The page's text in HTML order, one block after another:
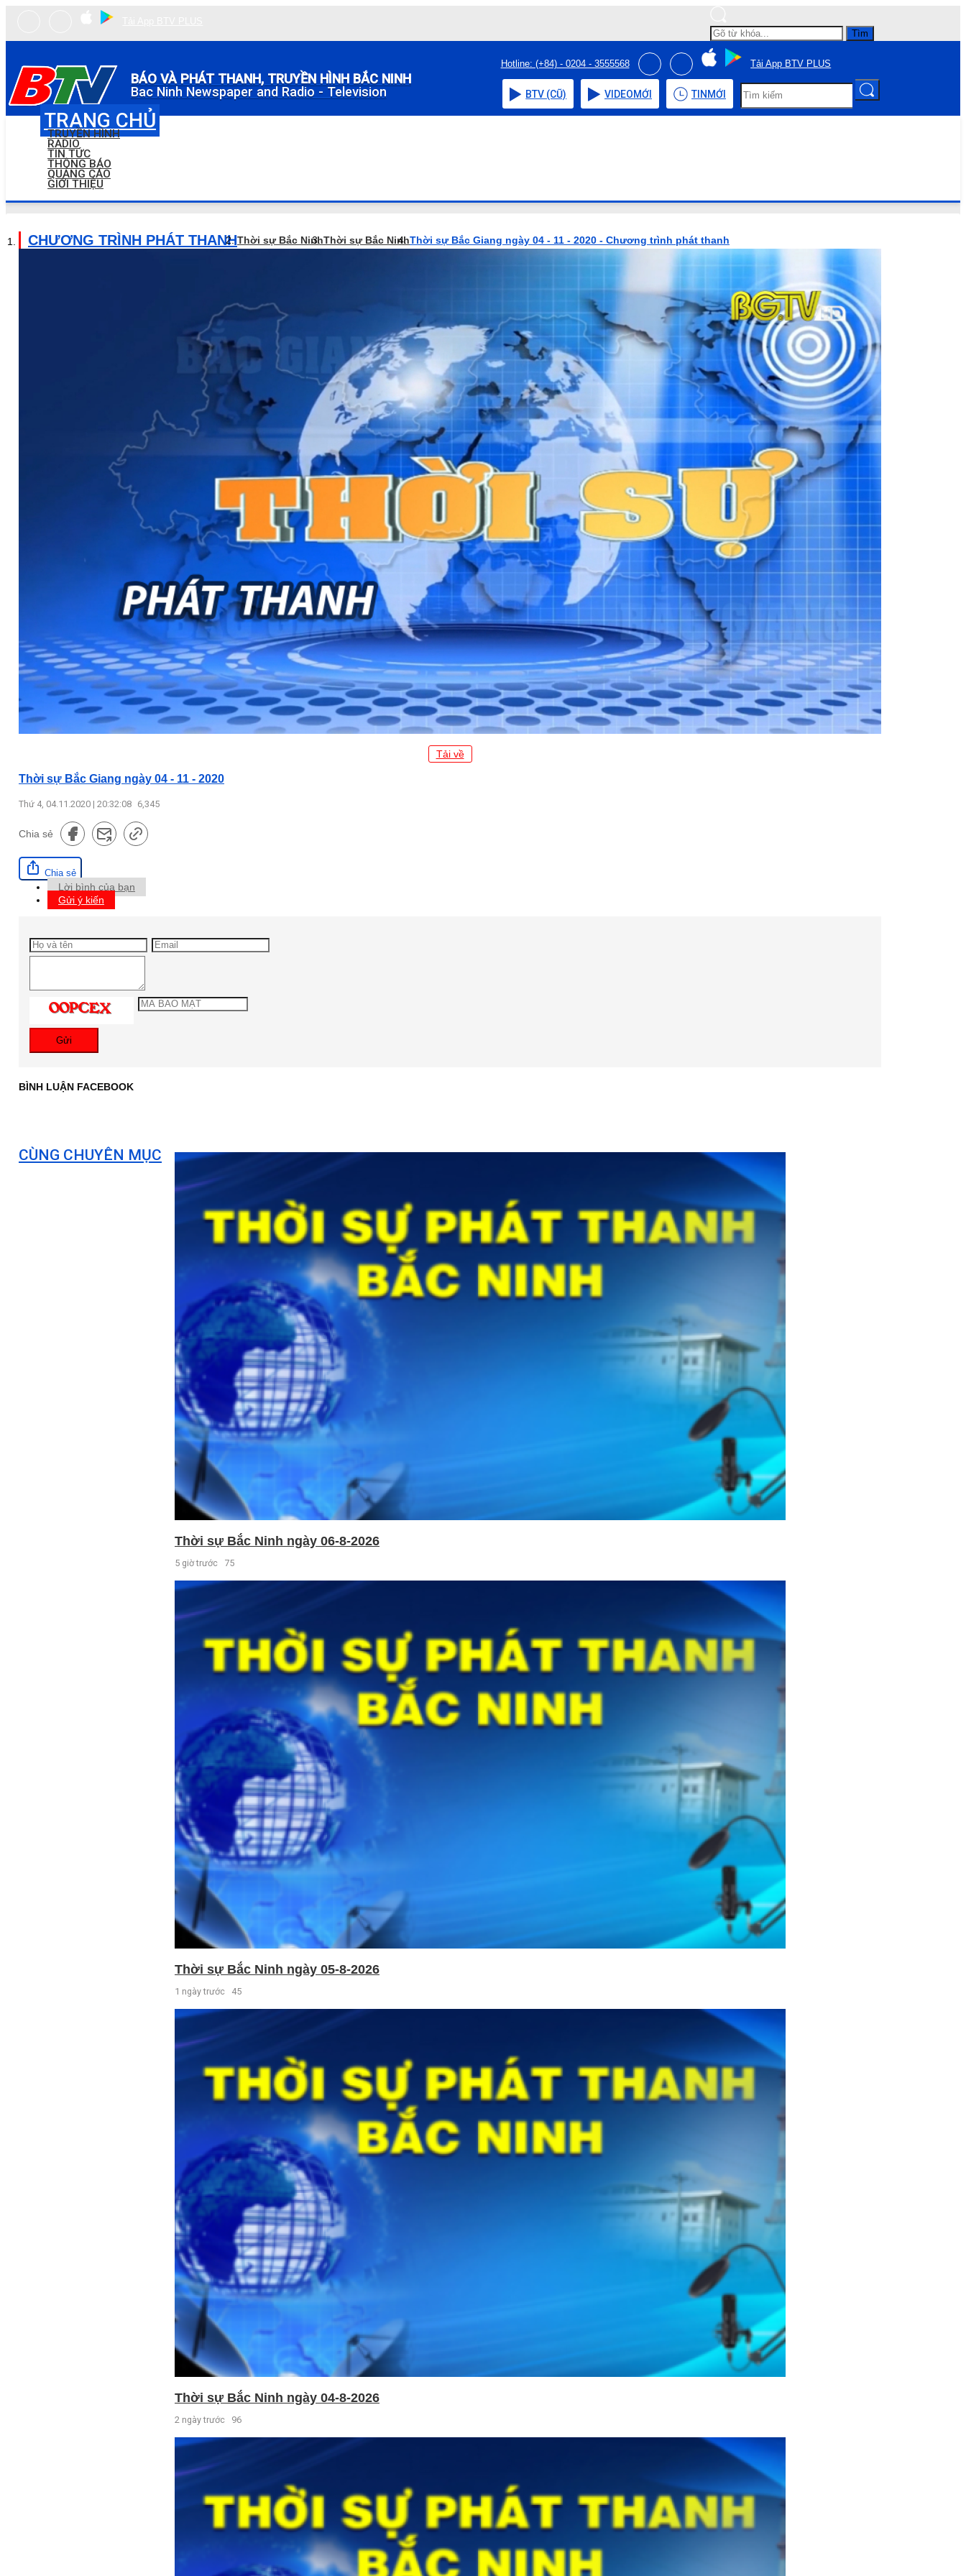
Tìm
BÁO VÀ PHÁT THANH, TRUYỀN HÌNH BẮC NINH
Bac Ninh Newspaper and Radio - Television
Hotline: (+84) - 0204 - 3555568 Tải App BTV PLUS
BTV (CŨ) VIDEOMỚI TIN MỚI
TRANG CHỦ
TRUYỀN HÌNH
RADIO
TIN TỨC
THÔNG BÁO
QUẢNG CÁO
GIỚI THIỆU
CHƯƠNG TRÌNH PHÁT THANHThời sự Bắc NinhThời sự Bắc NinhThời sự Bắc Giang ngày 04 - 11 - 2020 - Chương trình phát thanh
Tải về
Thời sự Bắc Giang ngày 04 - 11 - 2020
Thứ 4, 04.11.2020 | 20:32:08 6,345
Chia sẻ
Chia sẻ
Lời bình của bạn
Gửi ý kiến
Gửi
BÌNH LUẬN FACEBOOK
CÙNG CHUYÊN MỤC
Thời sự Bắc Ninh ngày 06-8-2026
5 giờ trước 75
Thời sự Bắc Ninh ngày 05-8-2026
1 ngày trước 45
Thời sự Bắc Ninh ngày 04-8-2026
2 ngày trước 96